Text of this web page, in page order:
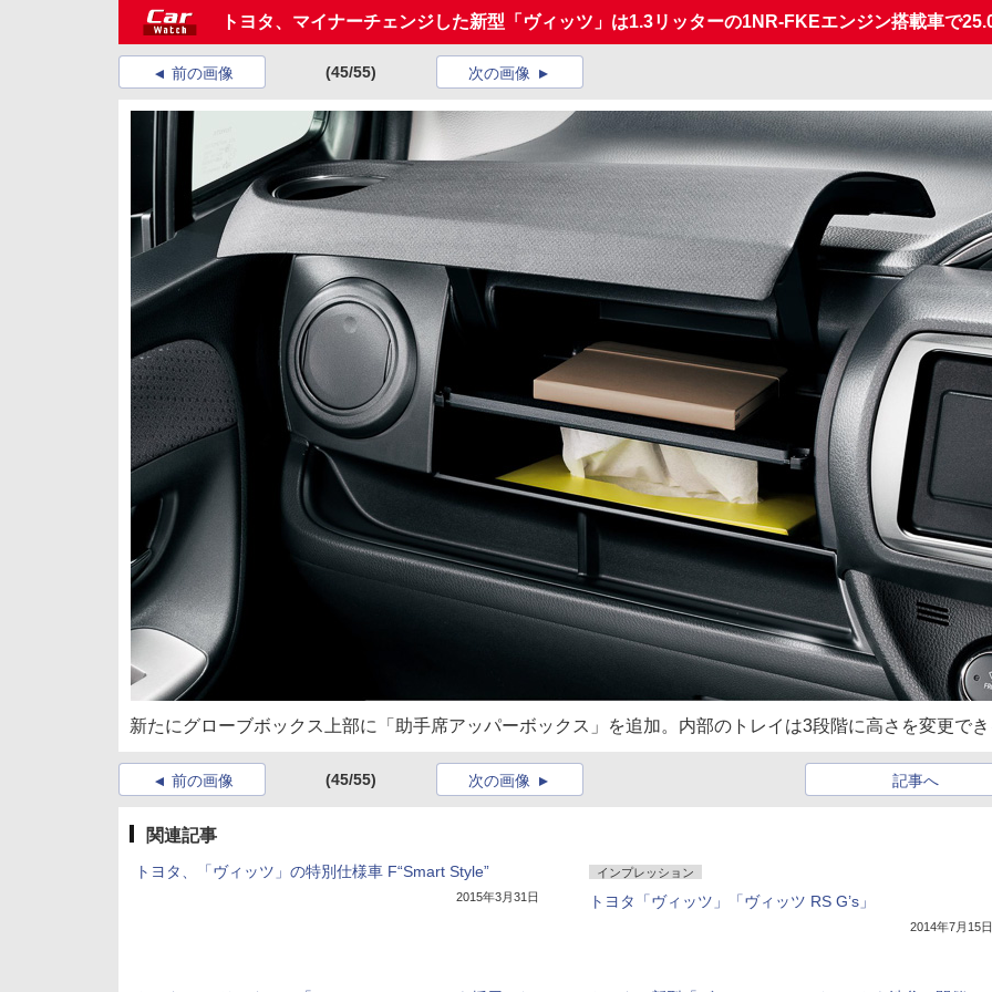
トヨタ、マイナーチェンジした新型「ヴィッツ」は1.3リッターの1NR-FKEエンジン搭載車で
前の画像 (45/55) 次の画像
新たにグローブボックス上部に「助手席アッパーボックス」を追加。内部のトレイは3段階に高さを変更で
前の画像 (45/55) 記事へ
次の画像
関連記事
トヨタ、「ヴィッツ」の特別仕様車 F“Smart Style”
2015年3月31日
インプレッション
トヨタ「ヴィッツ」「ヴィッツ RS G’s」
2014年7月15日